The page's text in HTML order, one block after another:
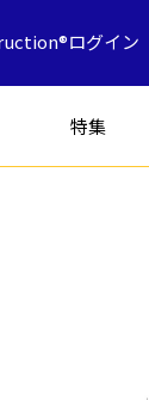
ログイン
特集